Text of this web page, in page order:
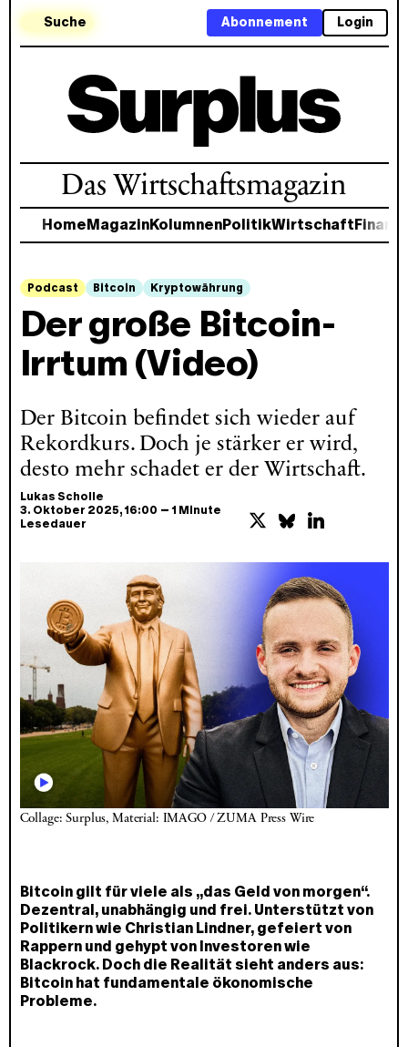
Suche Login
Abonnement
Das Wirtschaftsmagazin
Home MagazinKolumnenPolitikWirtschaft
Podcast Bitcoin Kryptowährung
Der große Bitcoin-
Irrtum (Video)
Der Bitcoin befindet sich wieder auf
Rekordkurs. Doch je stärker er wird,
desto mehr schadet er der Wirtschaft.
Lukas Scholle
3. Oktober 2025, 16:00 –1 Minute
Lesedauer
Collage: Surplus, Material: IMAGO / ZUMA Press Wire
Bitcoin gilt für viele als „das Geld von morgen“.
Dezentral, unabhängig und frei. Unterstützt von
Politikern wie Christian Lindner, gefeiert von
Rappern und gehypt von Investoren wie
Blackrock. Doch die Realität sieht anders aus:
Bitcoin hat fundamentale ökonomische
Probleme.